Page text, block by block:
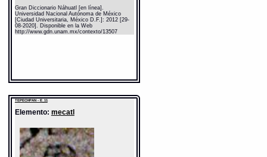
Gran Diccionario Náhuatl [en línea].
Universidad Nacional Autónoma de México
[Ciudad Universitaria, México D.F.]: 2012 [29-
08-2020]. Disponible en la Web
http://www.gdn.unam.mx/contexto/13507
TEPECHPAN - E_11
Elemento: mecatl